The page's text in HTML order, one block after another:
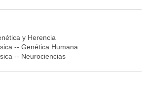
y Herencia
-- Genética Humana
-- Neurociencias